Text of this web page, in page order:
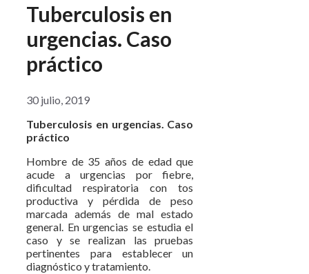
Tuberculosis en
urgencias. Caso
práctico
30 julio, 2019
Tuberculosis en urgencias. Caso
práctico
Hombre de 35 años de edad que
acude a urgencias por fiebre,
dificultad respiratoria con tos
productiva y pérdida de peso
marcada además de mal estado
general. En urgencias se estudia el
caso y se realizan las pruebas
pertinentes para establecer un
diagnóstico y tratamiento.